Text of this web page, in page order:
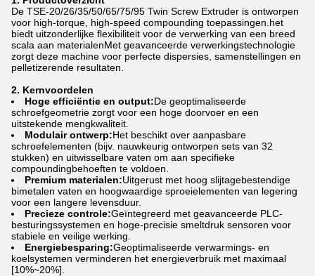
De TSE-20/26/35/50/65/75/95 Twin Screw Extruder is ontworpen
voor high-torque, high-speed compounding toepassingen.het
biedt uitzonderlijke flexibiliteit voor de verwerking van een breed
scala aan materialenMet geavanceerde verwerkingstechnologie
zorgt deze machine voor perfecte dispersies, samenstellingen en
pelletizerende resultaten.
2. Kernvoordelen
Hoge efficiëntie en output:De geoptimaliseerde
schroefgeometrie zorgt voor een hoge doorvoer en een
uitstekende mengkwaliteit.
Modulair ontwerp:Het beschikt over aanpasbare
schroefelementen (bijv. nauwkeurig ontworpen sets van 32
stukken) en uitwisselbare vaten om aan specifieke
compoundingbehoeften te voldoen.
Premium materialen:Uitgerust met hoog slijtagebestendige
bimetalen vaten en hoogwaardige sproeielementen van legering
voor een langere levensduur.
Precieze controle:Geïntegreerd met geavanceerde PLC-
besturingssystemen en hoge-precisie smeltdruk sensoren voor
stabiele en veilige werking.
Energiebesparing:Geoptimaliseerde verwarmings- en
koelsystemen verminderen het energieverbruik met maximaal
[10%~20%].